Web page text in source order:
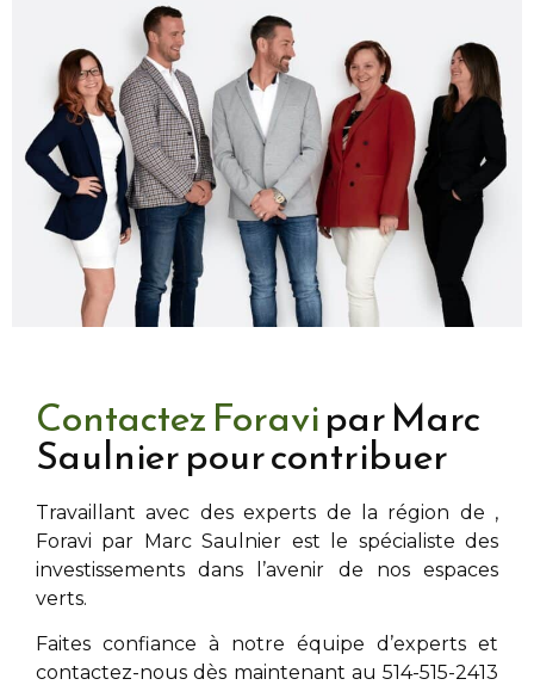
Contactez Foravipar Marc
Saulnier pour contribuer
Travaillant avec des experts de la région de ,
Foravi par Marc Saulnier est le spécialiste des
investissements dans l’avenir de nos espaces
verts.
Faites confiance à notre équipe d’experts et
contactez-nous dès maintenant au 514-515-2413